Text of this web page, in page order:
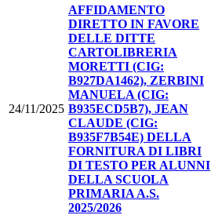
24/11/2025
AFFIDAMENTO
DIRETTO IN FAVORE
DELLE DITTE
CARTOLIBRERIA
MORETTI (CIG:
B927DA1462), ZERBINI
MANUELA (CIG:
B935ECD5B7), JEAN
CLAUDE (CIG:
B935F7B54E) DELLA
FORNITURA DI LIBRI
DI TESTO PER ALUNNI
DELLA SCUOLA
PRIMARIA A.S.
2025/2026